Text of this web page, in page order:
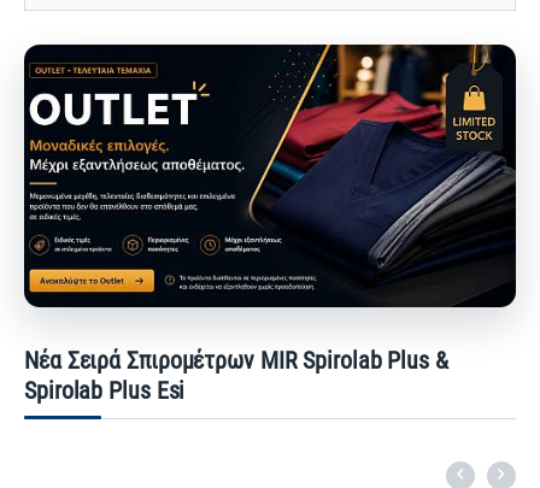
Νέα Σειρά Σπιρομέτρων MIR Spirolab Plus &
Spirolab Plus Esi